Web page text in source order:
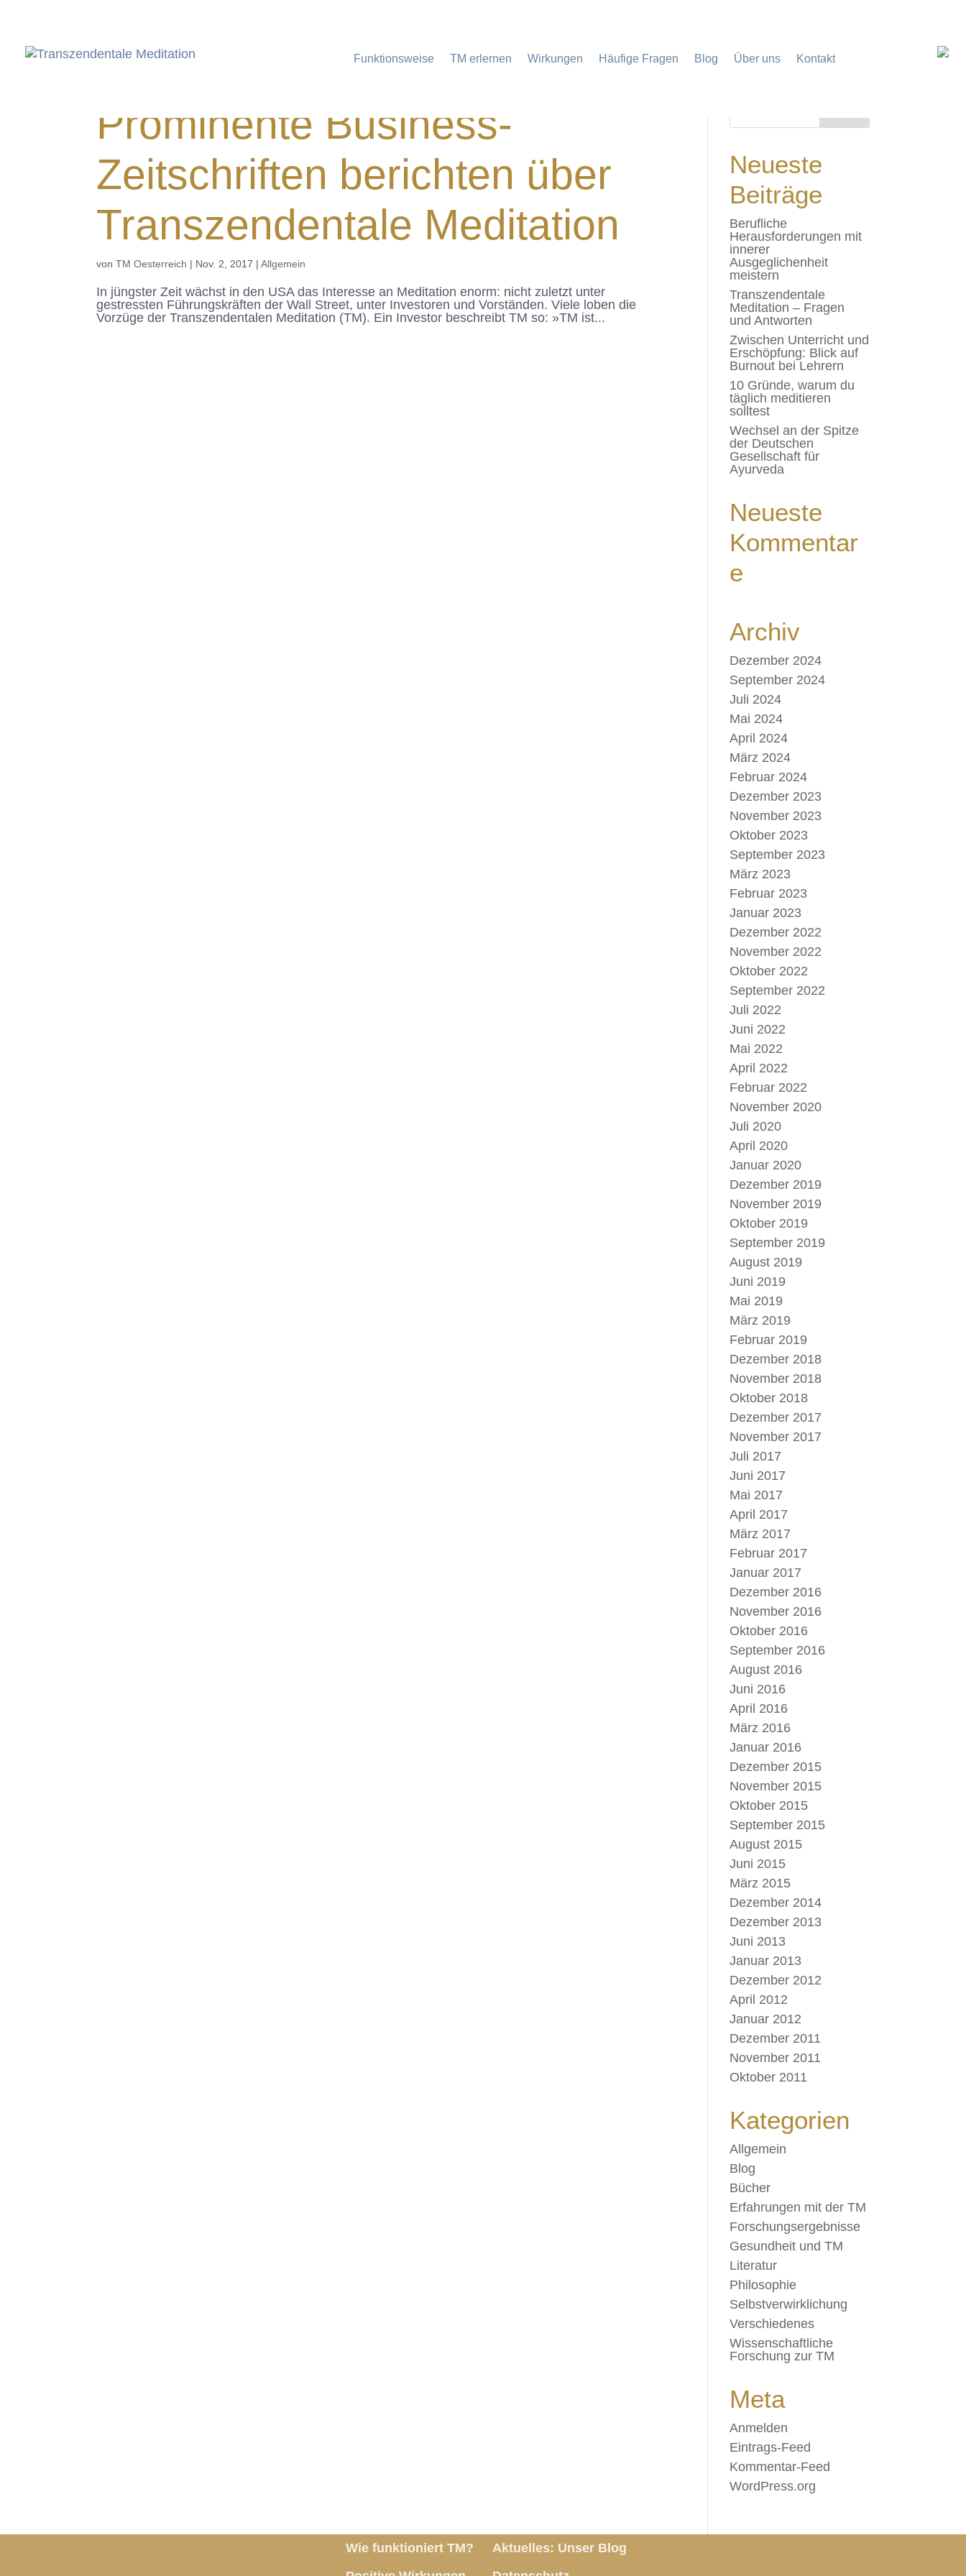
Funktionsweise TM erlernen Wirkungen Häufige Fragen Blog Über uns Kontakt
Prominente Business-
Zeitschriften berichten über
Transzendentale Meditation
vonTM Oesterreich | Nov. 2, 2017 |Allgemein
In jüngster Zeit wächst in den USA das Interesse an Meditation enorm: nicht zuletzt unter
gestressten Führungskräften der Wall Street, unter Investoren und Vorständen. Viele loben die
Vorzüge der Transzendentalen Meditation (TM). Ein Investor beschreibt TM so: »TM ist...
Neueste
Beiträge
Berufliche
Herausforderungen mit
innerer
Ausgeglichenheit
meistern
Transzendentale
Meditation – Fragen
und Antworten
Zwischen Unterricht und
Erschöpfung: Blick auf
Burnout bei Lehrern
10 Gründe, warum du
täglich meditieren
solltest
Wechsel an der Spitze
der Deutschen
Gesellschaft für
Ayurveda
Neueste
Kommentar
e
Archiv
Dezember 2024
September 2024
Juli 2024
Mai 2024
April 2024
März 2024
Februar 2024
Dezember 2023
November 2023
Oktober 2023
September 2023
März 2023
Februar 2023
Januar 2023
Dezember 2022
November 2022
Oktober 2022
September 2022
Juli 2022
Juni 2022
Mai 2022
April 2022
Februar 2022
November 2020
Juli 2020
April 2020
Januar 2020
Dezember 2019
November 2019
Oktober 2019
September 2019
August 2019
Juni 2019
Mai 2019
März 2019
Februar 2019
Dezember 2018
November 2018
Oktober 2018
Dezember 2017
November 2017
Juli 2017
Juni 2017
Mai 2017
April 2017
März 2017
Februar 2017
Januar 2017
Dezember 2016
November 2016
Oktober 2016
September 2016
August 2016
Juni 2016
April 2016
März 2016
Januar 2016
Dezember 2015
November 2015
Oktober 2015
September 2015
August 2015
Juni 2015
März 2015
Dezember 2014
Dezember 2013
Juni 2013
Januar 2013
Dezember 2012
April 2012
Januar 2012
Dezember 2011
November 2011
Oktober 2011
Kategorien
Allgemein
Blog
Bücher
Erfahrungen mit der TM
Forschungsergebnisse
Gesundheit und TM
Literatur
Philosophie
Selbstverwirklichung
Verschiedenes
Wissenschaftliche
Forschung zur TM
Meta
Anmelden
Eintrags-Feed
Kommentar-Feed
WordPress.org
Wie funktioniert TM?
Aktuelles: Unser Blog